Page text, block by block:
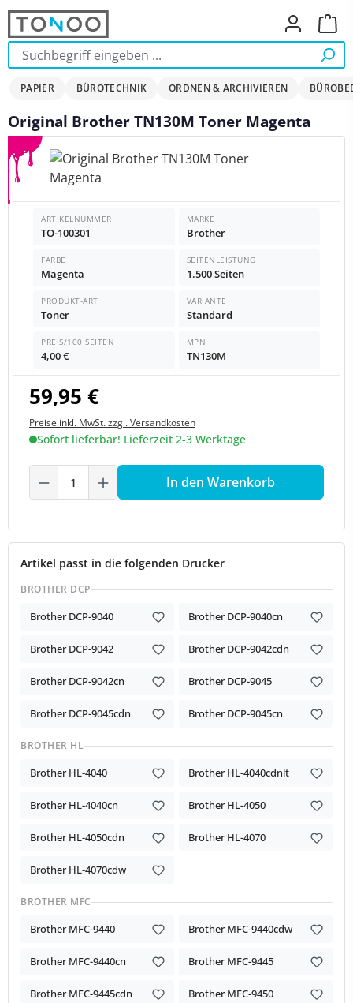
Zum Hauptinhalt springen
PAPIER BÜROTECHNIK ORDNEN & ARCHIVIEREN
Original Brother TN130M Toner Magenta
Bildergalerie überspringen
ARTIKELNUMMER
TO-100301
MARKE
Brother
FARBE
Magenta
SEITENLEISTUNG
1.500 Seiten
PRODUKT-ART
Toner
VARIANTE
Standard
PREIS/100 SEITEN
4,00 €
MPN
TN130M
59,95 €
Preise inkl. MwSt. zzgl. Versandkosten
Sofort lieferbar! Lieferzeit 2-3 Werktage
Produkt Anzahl: Gib den
In den Warenkorb
Artikel passt in die folgenden Drucker
BROTHER DCP
Brother DCP-9040 Brother DCP-9040cn
Brother DCP-9042 Brother DCP-9042cdn
Brother DCP-9042cn Brother DCP-9045
Brother DCP-9045cdn Brother DCP-9045cn
BROTHER HL
Brother HL-4040 Brother HL-4040cdnlt
Brother HL-4040cn Brother HL-4050
Brother HL-4050cdn Brother HL-4070
Brother HL-4070cdw
BROTHER MFC
Brother MFC-9440 Brother MFC-9440cdw
Brother MFC-9440cn Brother MFC-9445
Brother MFC-9445cdn Brother MFC-9450